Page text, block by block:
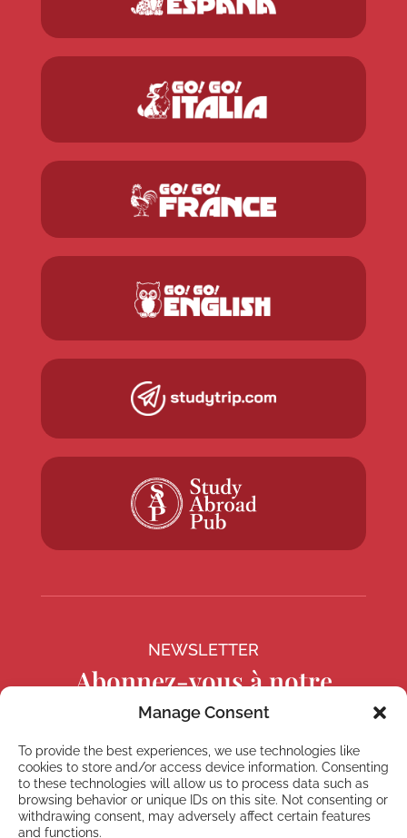
Manage Consent
To provide the best experiences, we use technologies like
cookies to store and/or access device information. Consenting
to these technologies will allow us to process data such as
browsing behavior or unique IDs on this site. Not consenting or
withdrawing consent, may adversely affect certain features
and functions.
NEWSLETTER
Abonnez-vous à notre
Newsletter
S'abonner